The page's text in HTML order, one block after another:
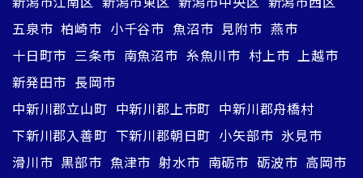
五泉市 柏崎市 小千谷市 魚沼市 見附市 燕市
十日町市 三条市 南魚沼市 糸魚川市 村上市 上越市
新発田市 長岡市
中新川郡立山町 中新川郡上市町 中新川郡舟橋村
下新川郡入善町 下新川郡朝日町 小矢部市 氷見市
滑川市 黒部市 魚津市 射水市 南砺市 砺波市 高岡市